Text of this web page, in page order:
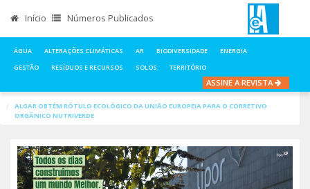
Início Números Publicados
ÁGUA ALTERAÇÕES CLIMÁTICAS AR BIODIVERSIDADE
ENERGIA
GESTÃO
RESÍDUOS E RECURSOS SOLOS TERRITÓRIO
ASSINE A REVISTA
ALGAR OBTÉM RÓTULO ECOLÓGICO DA UNIÃO EUROPEIA PARA O CORRETIVO
ORGÂNICO NUTRIVERDE